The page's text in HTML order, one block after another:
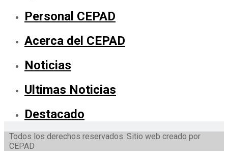
Personal CEPAD
Acerca del CEPAD
Noticias
Ultimas Noticias
Destacado
Todos los derechos reservados. Sitio web creado por
CEPAD